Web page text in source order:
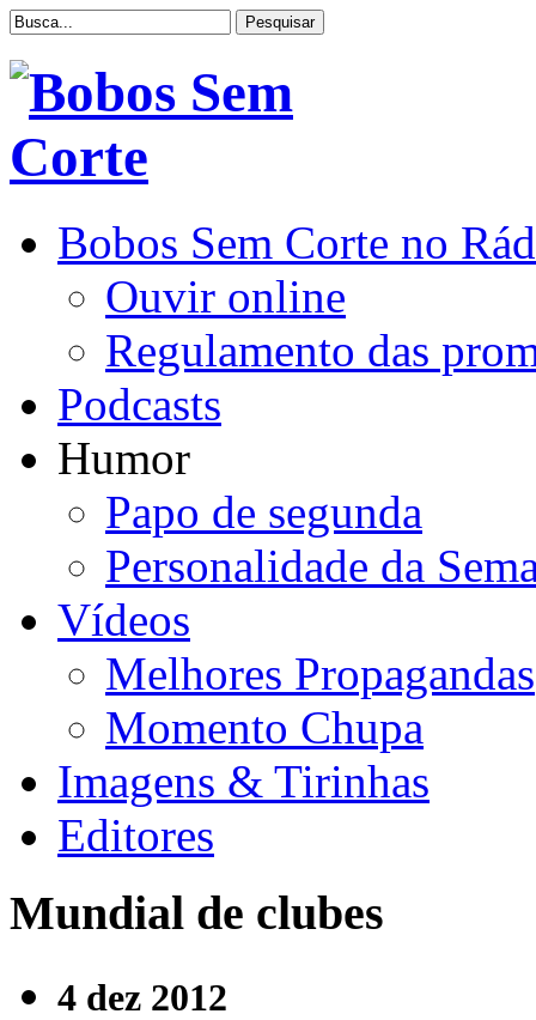
Bobos Sem Corte no
Ouvir online
Regulamento das
Podcasts
Humor
Papo de segunda
Personalidade da
Vídeos
Melhores Propagandas
Momento Chupa
Imagens & Tirinhas
Editores
Mundial de clubes
4 dez 2012